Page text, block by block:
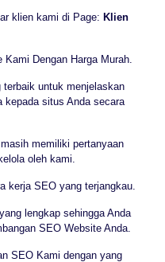
klien kami di Page: Klien
Dengan Harga Murah.
untuk menjelaskan
kepada situs Anda secara
memiliki pertanyaan
oleh kami.
kerja SEO yang terjangkau.
lengkap sehingga Anda
SEO Website Anda.
SEO Kami dengan yang